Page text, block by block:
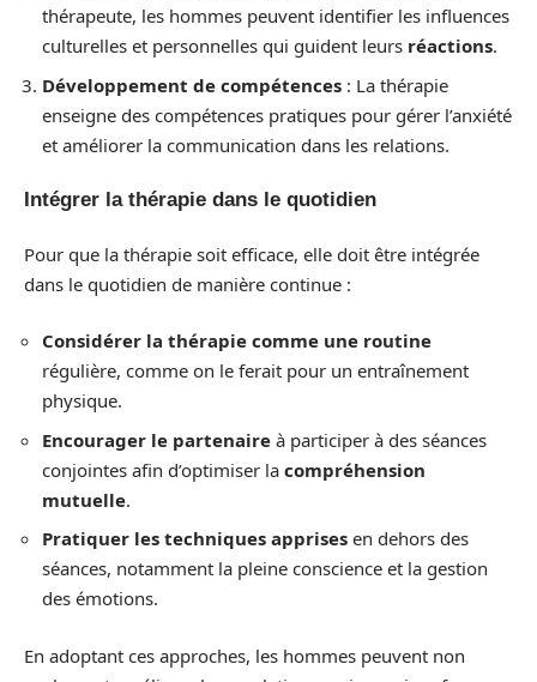
thérapeute, les hommes peuvent identifier les influences
culturelles et personnelles qui guident leurs réactions.
Développement de compétences : La thérapie
enseigne des compétences pratiques pour gérer l’anxiété
et améliorer la communication dans les relations.
Intégrer la thérapie dans le quotidien
Pour que la thérapie soit efficace, elle doit être intégrée
dans le quotidien de manière continue :
Considérer la thérapie comme une routine
régulière, comme on le ferait pour un entraînement
physique.
Encourager le partenaire à participer à des séances
conjointes afin d’optimiser la compréhension
mutuelle.
Pratiquer les techniques apprises en dehors des
séances, notamment la pleine conscience et la gestion
des émotions.
En adoptant ces approches, les hommes peuvent non